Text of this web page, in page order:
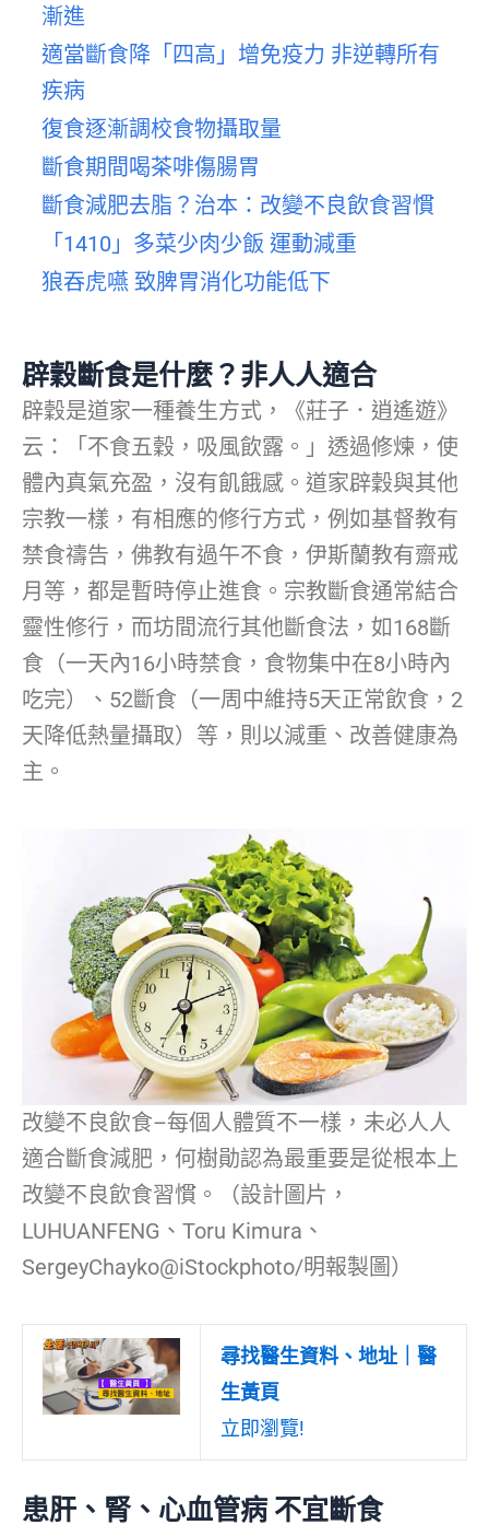
漸進
適當斷食降「四高」增免疫力 非逆轉所有
疾病
復食逐漸調校食物攝取量
斷食期間喝茶啡傷腸胃
斷食減肥去脂？治本：改變不良飲食習慣
「1410」多菜少肉少飯 運動減重
狼吞虎嚥 致脾胃消化功能低下
辟穀斷食是什麼？非人人適合
辟穀是道家一種養生方式，《莊子．逍遙遊》
云：「不食五穀，吸風飲露。」透過修煉，使
體內真氣充盈，沒有飢餓感。道家辟穀與其他
宗教一樣，有相應的修行方式，例如基督教有
禁食禱告，佛教有過午不食，伊斯蘭教有齋戒
月等，都是暫時停止進食。宗教斷食通常結合
靈性修行，而坊間流行其他斷食法，如168斷
食（一天內16小時禁食，食物集中在8小時內
吃完）、52斷食（一周中維持5天正常飲食，2
天降低熱量攝取）等，則以減重、改善健康為
主。
改變不良飲食–每個人體質不一樣，未必人人
適合斷食減肥，何樹勛認為最重要是從根本上
改變不良飲食習慣。（設計圖片，
LUHUANFENG、Toru Kimura、
SergeyChayko@iStockphoto/明報製圖）
尋找醫生資料、地址｜醫
生黃頁
立即瀏覽!
患肝、腎、心血管病 不宜斷食